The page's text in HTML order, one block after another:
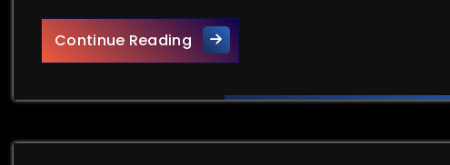
Continue ReadingBelang van Reguliere Controle